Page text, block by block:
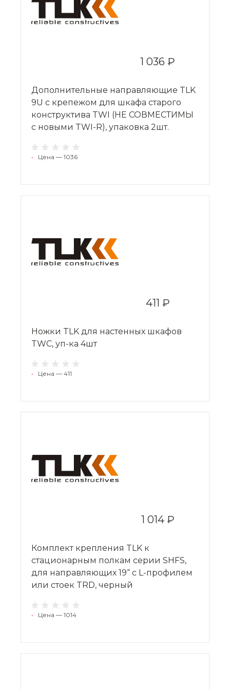
1 036 ₽
Дополнительные направляющие TLK
9U с крепежом для шкафа старого
конструктива TWI (НЕ СОВМЕСТИМЫ
с новыми TWI-R), упаковка 2шт.
• Цена — 1036
411 ₽
Ножки TLK для настенных шкафов
TWC, уп-ка 4шт
• Цена — 411
1 014 ₽
Комплект крепления TLK к
стационарным полкам серии SHFS,
для направляющих 19“ с L-профилем
или стоек TRD, черный
• Цена — 1014